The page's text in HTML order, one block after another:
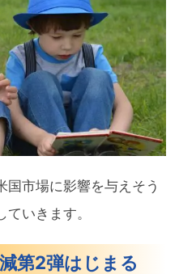
国市場に影響を与えそう
いきます。
第2弾はじまる